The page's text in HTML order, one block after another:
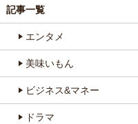
記事一覧
エンタメ
美味いもん
ビジネス&マネー
ドラマ